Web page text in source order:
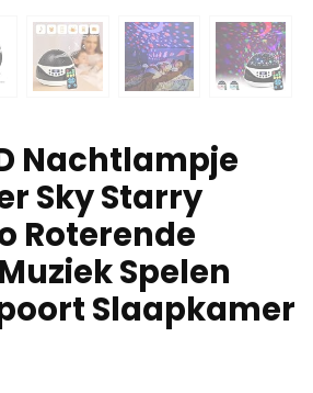
Nachtlampje
Sky Starry
Roterende
Spelen
Slaapkamer